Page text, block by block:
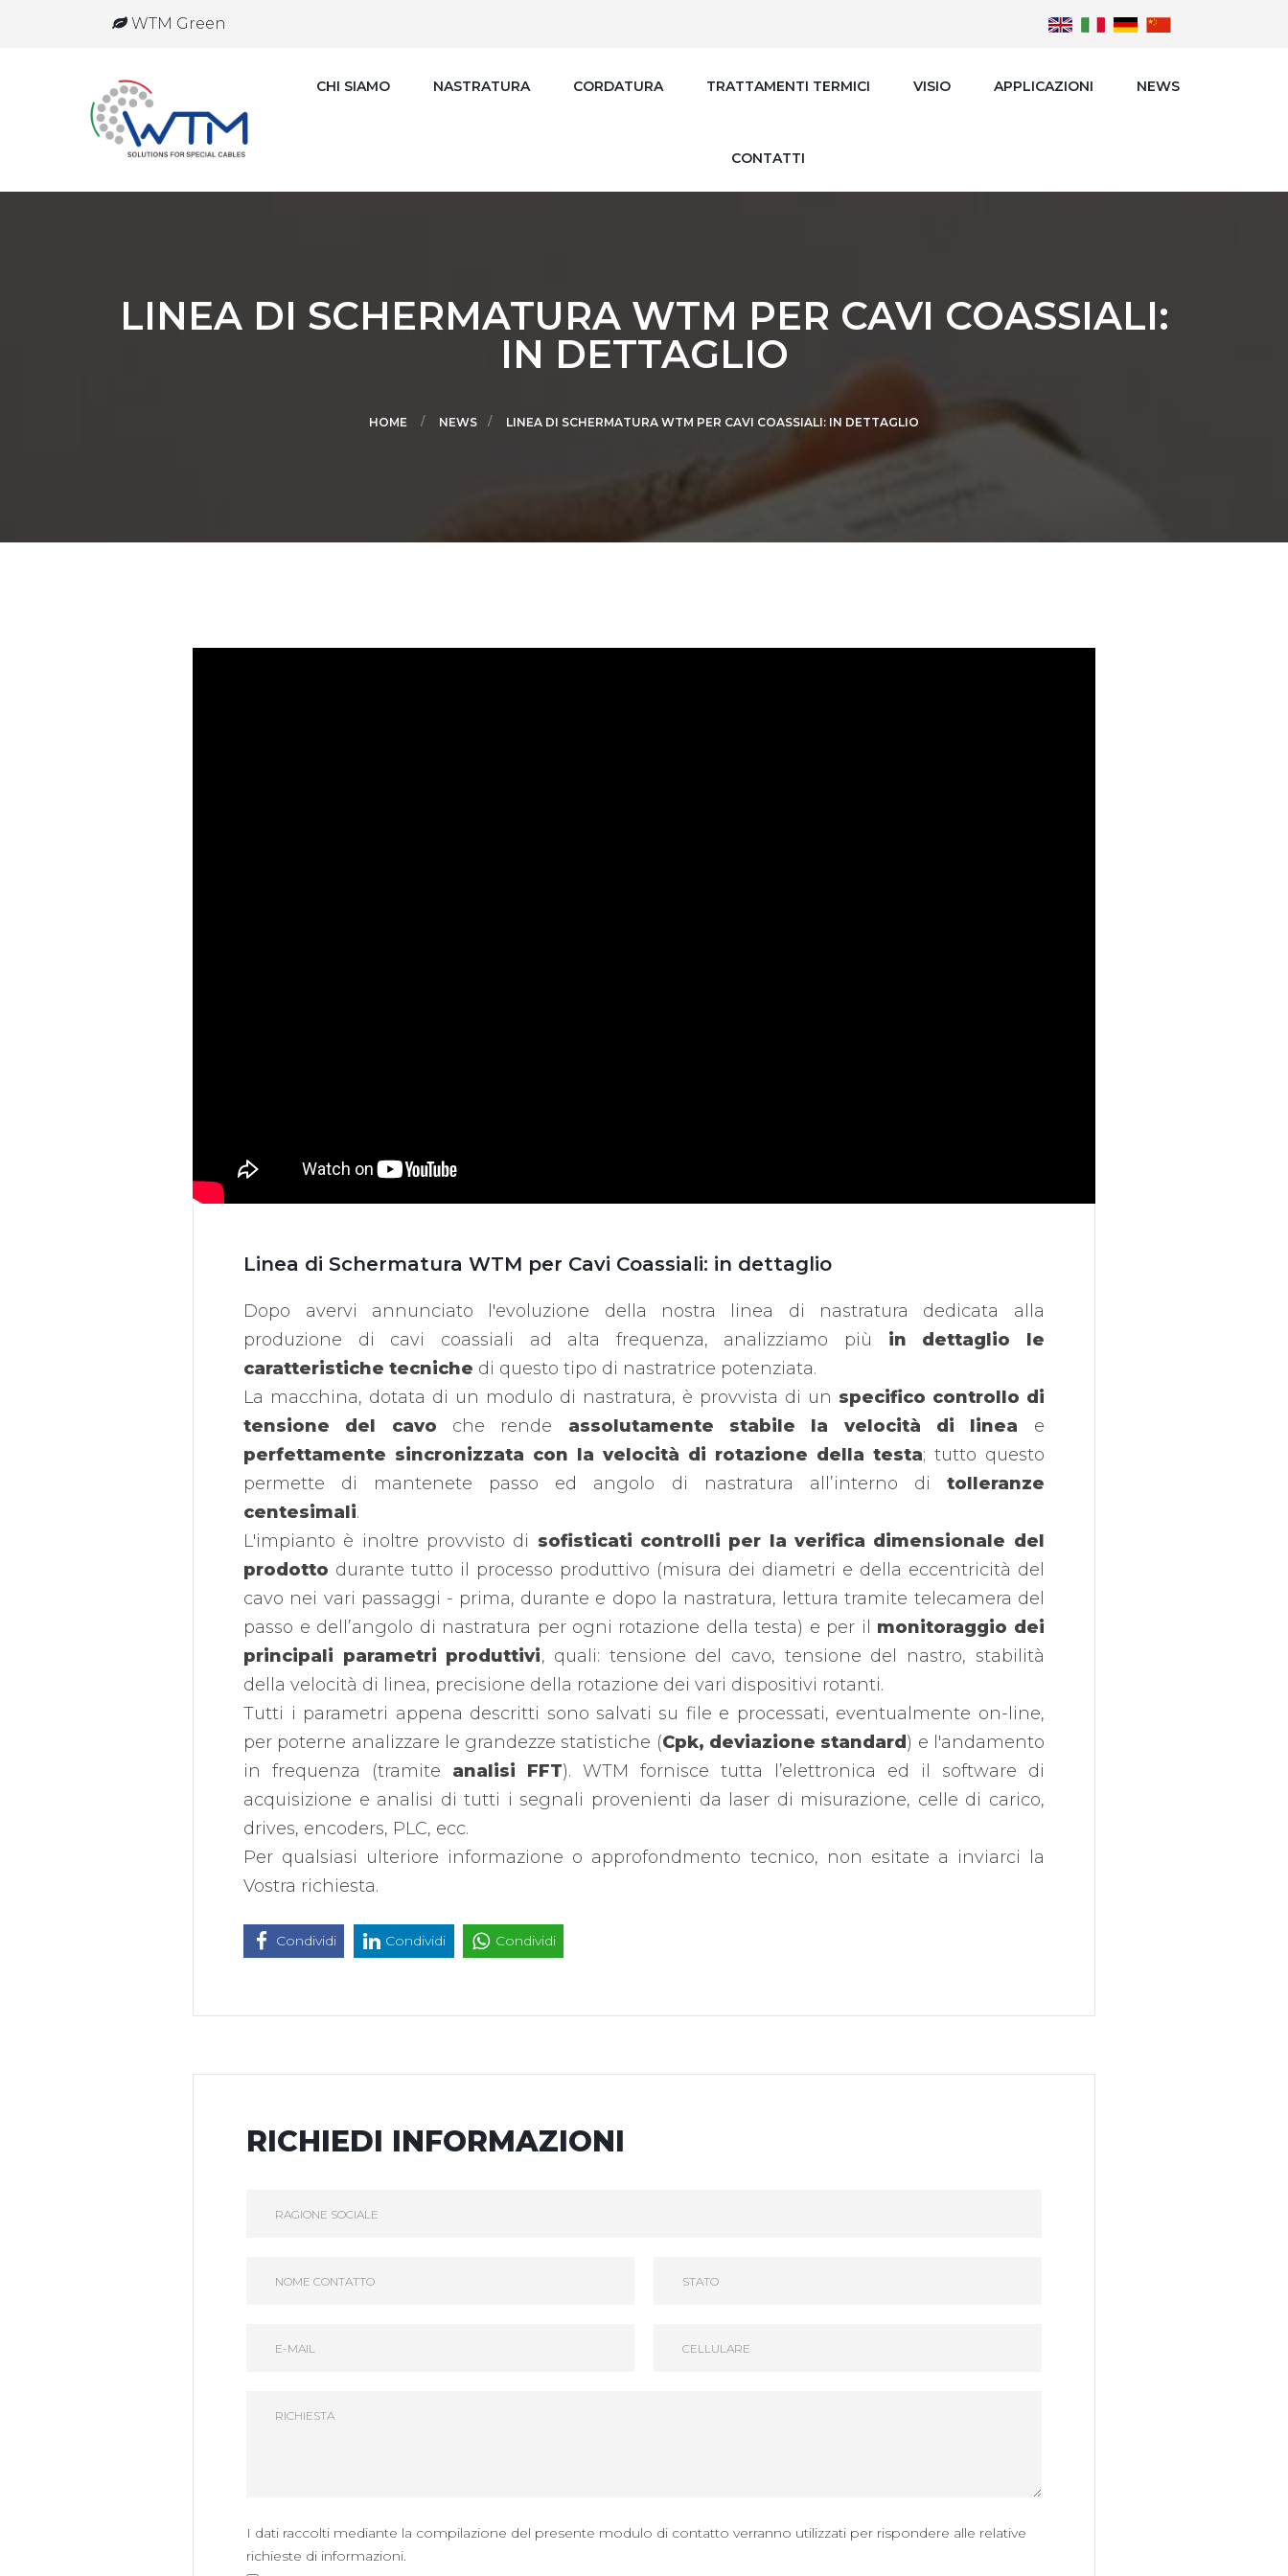
WTM Green
CHI SIAMO NASTRATURA CORDATURA TRATTAMENTI TERMICI VISIO APPLICAZIONI NEWS
CONTATTI
LINEA DI SCHERMATURA WTM PER CAVI COASSIALI:
IN DETTAGLIO
HOME NEWS LINEA DI SCHERMATURA WTM PER CAVI COASSIALI: IN DETTAGLIO
Linea di Schermatura WTM per Cavi Coassiali: in dettaglio
Dopo avervi annunciato l'evoluzione della nostra linea di nastratura dedicata alla
produzione di cavi coassiali ad alta frequenza, analizziamo più in dettaglio le
caratteristiche tecniche di questo tipo di nastratrice potenziata.
La macchina, dotata di un modulo di nastratura, è provvista di un specifico controllo di
tensione del cavo che rende assolutamente stabile la velocità di linea e
perfettamente sincronizzata con la velocità di rotazione della testa; tutto questo
permette di mantenete passo ed angolo di nastratura all’interno di tolleranze
centesimali.
L'impianto è inoltre provvisto di sofisticati controlli per la verifica dimensionale del
prodotto durante tutto il processo produttivo (misura dei diametri e della eccentricità del
cavo nei vari passaggi - prima, durante e dopo la nastratura, lettura tramite telecamera del
passo e dell’angolo di nastratura per ogni rotazione della testa) e per il monitoraggio dei
principali parametri produttivi, quali: tensione del cavo, tensione del nastro, stabilità
della velocità di linea, precisione della rotazione dei vari dispositivi rotanti.
Tutti i parametri appena descritti sono salvati su file e processati, eventualmente on-line,
per poterne analizzare le grandezze statistiche (Cpk, deviazione standard ) e l'andamento
in frequenza (tramite analisi FFT). WTM fornisce tutta l’elettronica ed il software di
acquisizione e analisi di tutti i segnali provenienti da laser di misurazione, celle di carico,
drives, encoders, PLC, ecc.
Per qualsiasi ulteriore informazione o approfondmento tecnico, non esitate a inviarci la
Vostra richiesta.
Condividi Condividi Condividi
RICHIEDI INFORMAZIONI
I dati raccolti mediante la compilazione del presente modulo di contatto verranno utilizzati per rispondere alle relative
richieste di informazioni.